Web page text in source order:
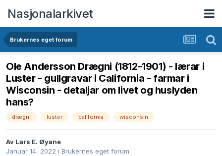
Nasjonalarkivet
Brukernes eget forum
Ole Andersson Drægni (1812-1901) - lærar i
Luster - gullgravar i California - farmar i
Wisconsin - detaljar om livet og huslyden
hans?
drægni luster california wisconsin
Av Lars E. Øyane
Januar 14, 2022 i Brukernes eget forum